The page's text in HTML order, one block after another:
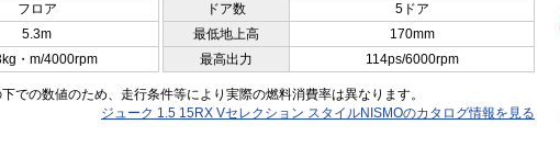
フロア ドア数
5ドア
5.3m 最低地上高
170mm
・m/4000rpm 最高出力 114ps/6000rpm
での数値のため、走行条件等により実際の燃料消費率は異なります。
ジューク 1.5 15RX Vセレクション スタイルNISMOのカタログ情報を見る